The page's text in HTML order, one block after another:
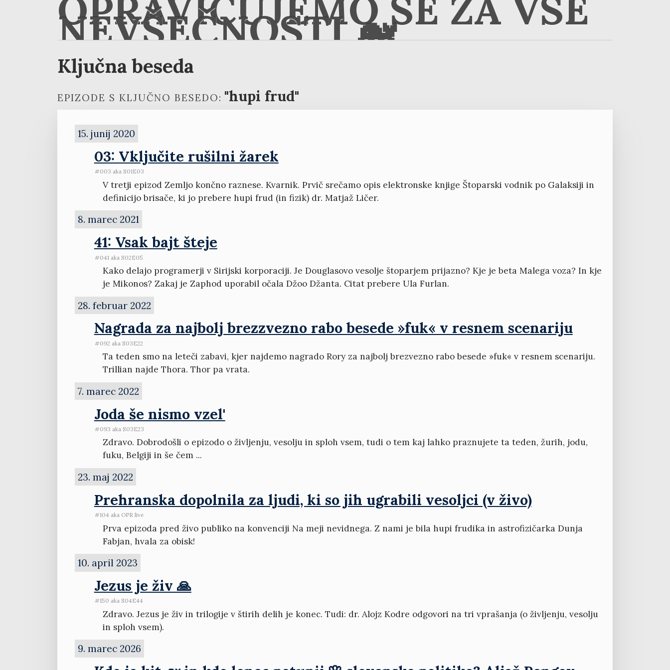
NEVŠEČNOSTI 🐋
Ključna beseda
EPIZODE S KLJUČNO BESEDO: "hupi frud"
15. junij 2020
03: Vključite rušilni žarek
#003 aka S01E03
V tretji epizod Zemljo končno raznese. Kvarnik. Prvič srečamo opis elektronske knjige Štoparski vodnik po Galaksiji in
definicijo brisače, ki jo prebere hupi frud (in fizik) dr. Matjaž Ličer.
8. marec 2021
41: Vsak bajt šteje
#041 aka S02E05
Kako delajo programerji v Sirijski korporaciji. Je Douglasovo vesolje štoparjem prijazno? Kje je beta Malega voza? In kje
je Mikonos? Zakaj je Zaphod uporabil očala Džoo Džanta. Citat prebere Ula Furlan.
28. februar 2022
Nagrada za najbolj brezzvezno rabo besede »fuk« v resnem scenariju
#092 aka S03E22
Ta teden smo na leteči zabavi, kjer najdemo nagrado Rory za najbolj brezvezno rabo besede »fuk« v resnem scenariju.
Trillian najde Thora. Thor pa vrata.
7. marec 2022
Joda še nismo vzel'
#093 aka S03E23
Zdravo. Dobrodošli o epizodo o življenju, vesolju in sploh vsem, tudi o tem kaj lahko praznujete ta teden, žurih, jodu,
fuku, Belgiji in še čem ...
23. maj 2022
Prehranska dopolnila za ljudi, ki so jih ugrabili vesoljci (v živo)
#104 aka OPR live
Prva epizoda pred živo publiko na konvenciji Na meji nevidnega. Z nami je bila hupi frudika in astrofizičarka Dunja
Fabjan, hvala za obisk!
10. april 2023
Jezus je živ 🙏
#150 aka S04E44
Zdravo. Jezus je živ in trilogije v štirih delih je konec. Tudi: dr. Alojz Kodre odgovori na tri vprašanja (o življenju, vesolju
in sploh vsem).
9. marec 2026